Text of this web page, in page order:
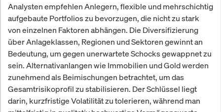
Analysten empfehlen Anlegern, flexible und mehrschichtig
aufgebaute Portfolios zu bevorzugen, die nicht zu stark
von einzelnen Faktoren abhängen. Die Diversifizierung
über Anlageklassen, Regionen und Sektoren gewinnt an
Bedeutung, um gegen unerwartete Schocks gewappnet zu
sein. Alternativanlangen wie Immobilien und Gold werden
zunehmend als Beimischungen betrachtet, um das
Gesamtrisikoprofil zu stabilisieren. Der Schlüssel liegt
darin, kurzfristige Volatilität zu tolerieren, während man